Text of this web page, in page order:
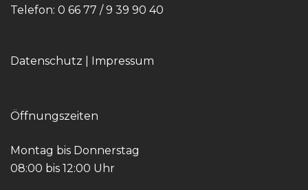
Telefon: 0 66 77 / 9 39 90 40
Datenschutz Impressum
Öffnungszeiten
Montag bis Donnerstag
08:00 bis 12:00 Uhr